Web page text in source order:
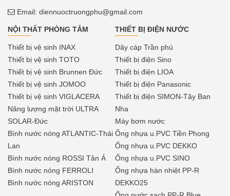
Email: diennuoctruongphu@gmail.com
NỘI THẤT PHÒNG TẮM
Thiết bị vệ sinh INAX
Thiết bị vệ sinh TOTO
Thiết bị vệ sinh Brunnen Đức
Thiết bị vệ sinh JOMOO
Thiết bị vệ sinh VIGLACERA
Năng lượng mặt trời ULTRA
SOLAR-Đức
Bình nước nóng ATLANTIC-Thái
Lan
Bình nước nóng ROSSI Tân Á
Bình nước nóng FERROLI
Bình nước nóng ARISTON
THIẾT BỊ ĐIỆN NƯỚC
Dây cáp Trần phú
Thiết bị điện Sino
Thiết bị điện LIOA
Thiết bị điện Panasonic
Thiết bị điện SIMON-Tây Ban
Nha
Máy bơm nước
Ống nhựa u.PVC Tiền Phong
Ống nhựa u.PVC DEKKO
Ống nhựa u.PVC SINO
Ống nhựa hàn nhiệt PP-R
DEKKO25